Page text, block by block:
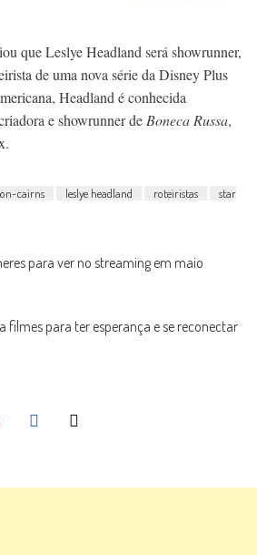
que Leslye Headland será showrunner,
de uma nova série da Disney Plus
Headland é conhecida
e showrunner de Boneca Russa,
cairns leslye headland roteiristas
star
para ver no streaming em maio
filmes para ter esperança e se reconectar